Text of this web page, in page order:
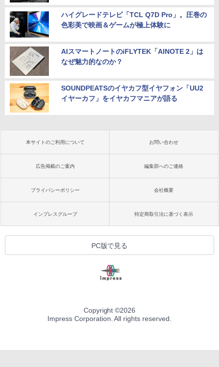
ハイグレードテレビ「TCL Q7D Pro」。圧巻の
色彩美で映画＆ゲームが極上体験に
AIスマートノートのiFLYTEK「AINOTE 2」は
なぜ魅力的なのか？
SOUNDPEATSのイヤカフ型イヤフォン「UU2
イヤーカフ」をイヤカフマニアが語る
本サイトのご利用について お問い合わせ
広告掲載のご案内 編集部へのご連絡
プライバシーポリシー 会社概要
インプレスグループ 特定商取引法に基づく表示
PC版で見る
Copyright ©2026
Impress Corporation. All rights reserved.